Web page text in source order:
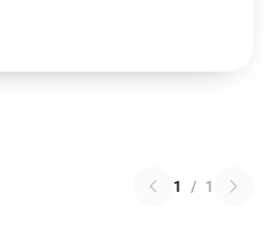
1 / 1